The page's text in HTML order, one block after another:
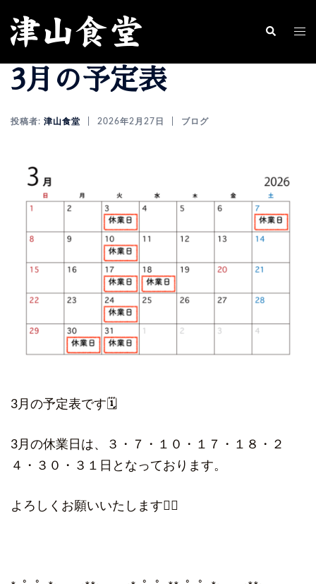
ン
へ
検
ト
3月の予定表
投稿者: 津山食堂 2026年2月27日 ブログ
3月の予定表です🗓️
3月の休業日は、３・７・１０・１７・１８・２
４・３０・３１日となっております。
よろしくお願いいたします🙇‍♀️